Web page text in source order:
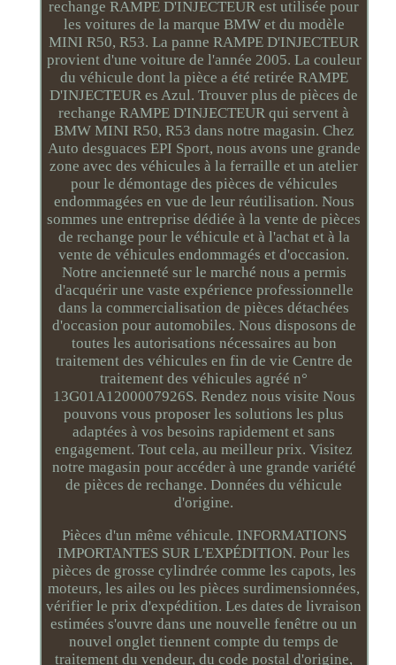
rechange RAMPE D'INJECTEUR est utilisée pour
les voitures de la marque BMW et du modèle
MINI R50, R53. La panne RAMPE D'INJECTEUR
provient d'une voiture de l'année 2005. La couleur
du véhicule dont la pièce a été retirée RAMPE
D'INJECTEUR es Azul. Trouver plus de pièces de
rechange RAMPE D'INJECTEUR qui servent à
BMW MINI R50, R53 dans notre magasin. Chez
Auto desguaces EPI Sport, nous avons une grande
zone avec des véhicules à la ferraille et un atelier
pour le démontage des pièces de véhicules
endommagées en vue de leur réutilisation. Nous
sommes une entreprise dédiée à la vente de pièces
de rechange pour le véhicule et à l'achat et à la
vente de véhicules endommagés et d'occasion.
Notre ancienneté sur le marché nous a permis
d'acquérir une vaste expérience professionnelle
dans la commercialisation de pièces détachées
d'occasion pour automobiles. Nous disposons de
toutes les autorisations nécessaires au bon
traitement des véhicules en fin de vie Centre de
traitement des véhicules agréé n°
13G01A1200007926S. Rendez nous visite Nous
pouvons vous proposer les solutions les plus
adaptées à vos besoins rapidement et sans
engagement. Tout cela, au meilleur prix. Visitez
notre magasin pour accéder à une grande variété
de pièces de rechange. Données du véhicule
d'origine.
Pièces d'un même véhicule. INFORMATIONS
IMPORTANTES SUR L'EXPÉDITION. Pour les
pièces de grosse cylindrée comme les capots, les
moteurs, les ailes ou les pièces surdimensionnées,
vérifier le prix d'expédition. Les dates de livraison
estimées s'ouvre dans une nouvelle fenêtre ou un
nouvel onglet tiennent compte du temps de
traitement du vendeur, du code postal d'origine,